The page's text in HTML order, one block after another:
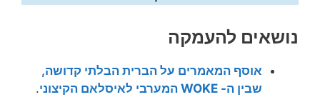
נושאים להעמקה
אוסף המאמרים על הברית הבלתי קדושה,
שבין ה- WOKE המערבי לאיסלאם הקיצוני
.